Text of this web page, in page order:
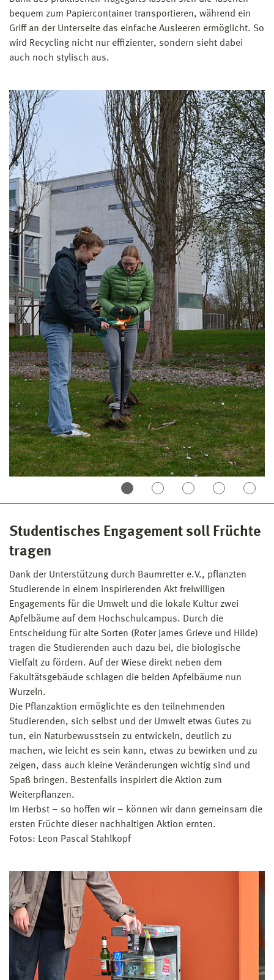
bequem zum Papiercontainer transportieren, während ein
Griff an der Unterseite das einfache Ausleeren ermöglicht. So
wird Recycling nicht nur effizienter, sondern sieht dabei
auch noch stylisch aus.
Studentisches Engagement soll Früchte
tragen
Dank der Unterstützung durch Baumretter e.V., pflanzten
Studierende in einem inspirierenden Akt freiwilligen
Engagements für die Umwelt und die lokale Kultur zwei
Apfelbäume auf dem Hochschulcampus. Durch die
Entscheidung für alte Sorten (Roter James Grieve und Hilde)
tragen die Studierenden auch dazu bei, die biologische
Vielfalt zu fördern. Auf der Wiese direkt neben dem
Fakultätsgebäude schlagen die beiden Apfelbäume nun
Wurzeln.
Die Pflanzaktion ermöglichte es den teilnehmenden
Studierenden, sich selbst und der Umwelt etwas Gutes zu
tun, ein Naturbewusstsein zu entwickeln, deutlich zu
machen, wie leicht es sein kann, etwas zu bewirken und zu
zeigen, dass auch kleine Veränderungen wichtig sind und
Spaß bringen. Bestenfalls inspiriert die Aktion zum
Weiterpflanzen.
Im Herbst – so hoffen wir – können wir dann gemeinsam die
ersten Früchte dieser nachhaltigen Aktion ernten.
Fotos: Leon Pascal Stahlkopf